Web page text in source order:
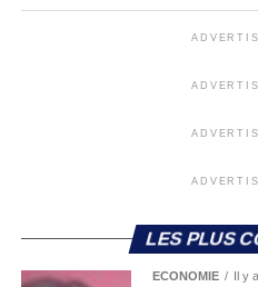
LES PLUS
ECONOMIE Il y